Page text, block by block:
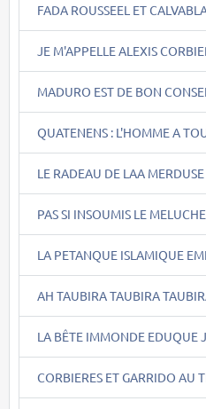
FADA ROUSSEEL ET
JE M'APPELLE ALEXIS
MADURO EST DE BON
QUATENENS : L'HOMME A
LE RADEAU DE LAA
PAS SI INSOUMIS LE MELUCHE
LA PETANQUE ISLAMIQUE
AH TAUBIRA TAUBIRA
LA BÊTE IMMONDE EDUQUE
CORBIERES ET GARRIDO AU